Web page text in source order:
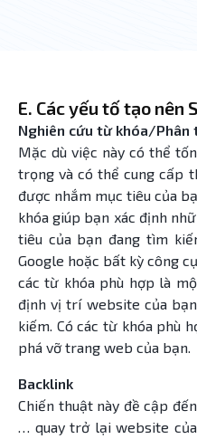
E. Các yếu tố tạo nên
Nghiên cứu từ khóa/Phân
Mặc dù việc này có thể
trọng và có thể cung cấp
được nhắm mục tiêu của
khóa giúp bạn xác định
tiêu của bạn đang tìm
Google hoặc bất kỳ công
các từ khóa phù hợp là
định vị trí website của
kiếm. Có các từ khóa phù
phá vỡ trang web của bạn.
Backlink
Chiến thuật này đề cập
… quay trở lại website